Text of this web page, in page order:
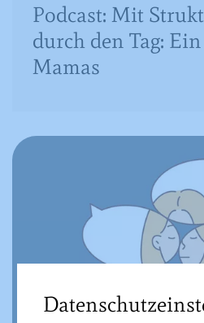
Podcast: Mit
durch den Tag:
Mamas